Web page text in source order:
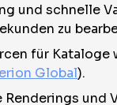
und schnelle
zu
für
Global).
und